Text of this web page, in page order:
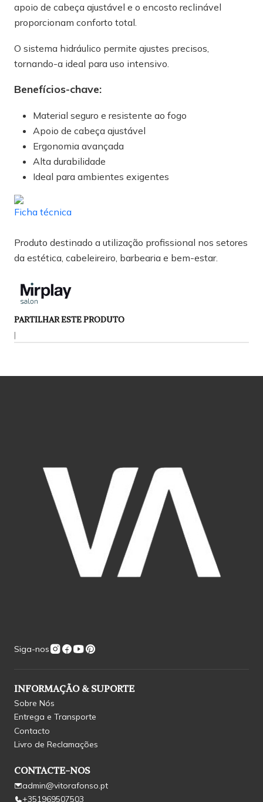
apoio de cabeça ajustável e o encosto reclinável
proporcionam conforto total.
O sistema hidráulico permite ajustes precisos,
tornando-a ideal para uso intensivo.
Benefícios-chave:
Material seguro e resistente ao fogo
Apoio de cabeça ajustável
Ergonomia avançada
Alta durabilidade
Ideal para ambientes exigentes
Ficha técnica
Produto destinado a utilização profissional nos setores
da estética, cabeleireiro, barbearia e bem-estar.
PARTILHAR ESTE PRODUTO
|
Siga-nos
INFORMAÇÃO & SUPORTE
Sobre Nós
Entrega e Transporte
Contacto
Livro de Reclamações
CONTACTE-NOS
admin@vitorafonso.pt
+351969507503